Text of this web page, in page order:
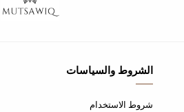
الشروط والسياسات
شروط الاستخدام